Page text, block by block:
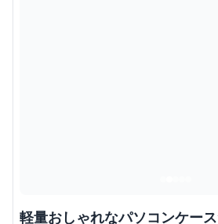
軽量おしゃれなパソコンケー